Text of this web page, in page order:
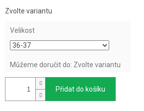
cena:
Zvolte variantu
Velikost
Můžeme doručit do: Zvolte variantu
Přidat do košíku